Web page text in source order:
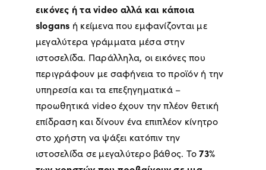
εικόνες ή τα video αλλά και κάποια
slogans ή κείμενα που εμφανίζονται με
μεγαλύτερα γράμματα μέσα στην
ιστοσελίδα. Παράλληλα, οι εικόνες που
περιγράφουν με σαφήνεια το προϊόν ή την
υπηρεσία και τα επεξηγηματικά –
προωθητικά video έχουν την πλέον θετική
επίδραση και δίνουν ένα επιπλέον κίνητρο
στο χρήστη να ψάξει κατόπιν την
ιστοσελίδα σε μεγαλύτερο βάθος. To73%